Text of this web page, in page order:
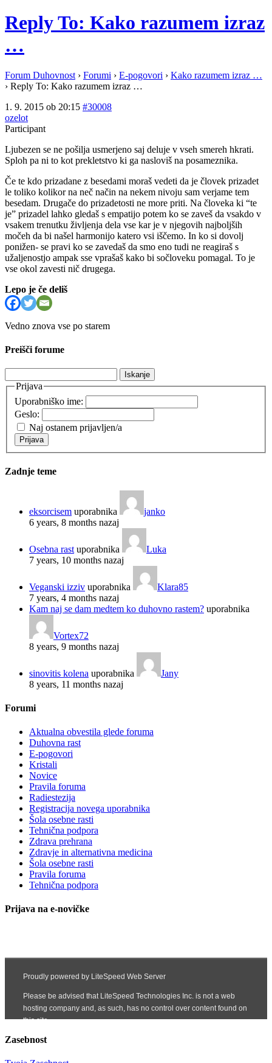
Reply To: Kako razumem izraz
…
Forum Duhovnost › Forumi › E-pogovori › Kako razumem izraz …
› Reply To: Kako razumem izraz …
1. 9. 2015 ob 20:15 #30008
ozelot
Participant
Ljubezen se ne pošilja usmerjeno saj deluje v vseh smereh hkrati.
Sploh pa ni to kot prekletstvo ki ga nasloviš na posameznika.
Če te kdo prizadane z besedami moraš vedeti da je človek prizadet
le toliko kolikor na neč način na nekem nivoju sam verjame tem
besedam. Drugače do prizadetosti ne more priti. Na človeka ki “te
je” prizadel lahko gledaš s empatijo potem ko se zaveš da vsakdo v
vsakem trenutku življenja dela vse kar je v njegovih najboljših
močeh da bi našel harmonijo katero vsi iščemo. In ko si dovolj
ponižen- se pravi ko se zavedaš da smo eno tudi ne reagiraš s
užaljenostjo ampak sse vprašaš kako bi sočloveku pomagal. To je
vse okol zavesti nič drugega.
Lepo je če deliš
Vedno znova vse po starem
Preišči forume
Prijava
Uporabniško ime:
Geslo:
Naj ostanem prijavljen/a
Prijava
Zadnje teme
eksorcisem uporabnika
janko
6 years, 8 months nazaj
Osebna rast uporabnika
Luka
7 years, 10 months nazaj
Veganski izziv uporabnika
Klara85
7 years, 4 months nazaj
Kam naj se dam medtem ko duhovno rastem? uporabnika
Vortex72
8 years, 9 months nazaj
sinovitis kolena uporabnika
Jany
8 years, 11 months nazaj
Forumi
Aktualna obvestila glede foruma
Duhovna rast
E-pogovori
Kristali
Novice
Pravila foruma
Radiestezija
Registracija novega uporabnika
Šola osebne rasti
Tehnična podpora
Zdrava prehrana
Zdravje in alternativna medicina
Šola osebne rasti
Pravila foruma
Tehnična podpora
Prijava na e-novičke
Zasebnost